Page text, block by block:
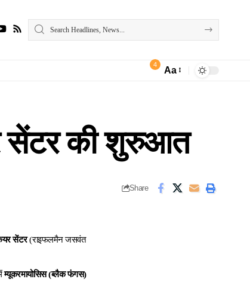
4
Aa
सेंटर की शुरुआत
Share
सेंटर(राइफलमैन जसवंत
म्यूकरमायोसिस (ब्लैक फंगस)